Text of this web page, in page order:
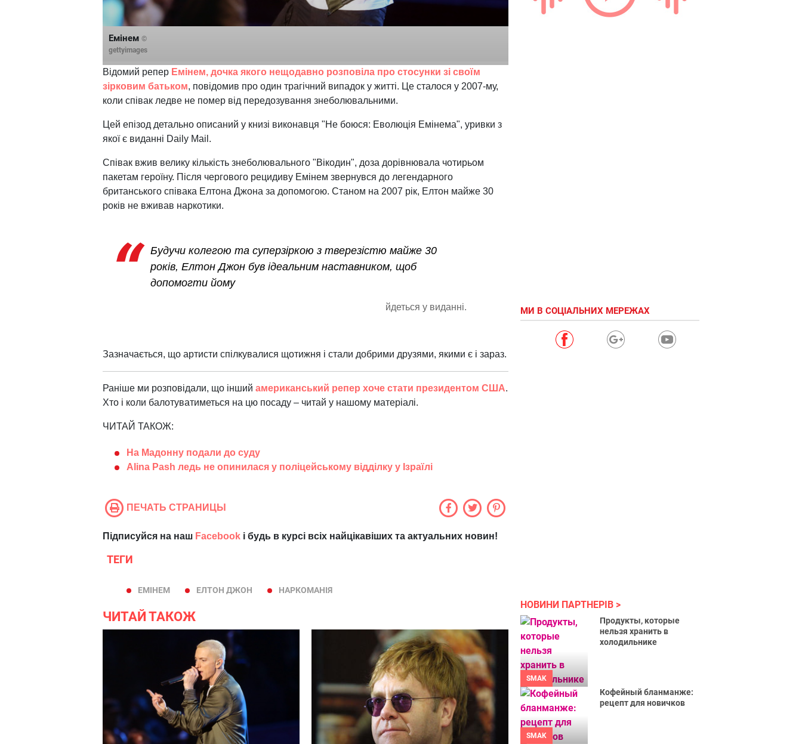
Емінем ©
gettyimages
Відомий репер Емінем, дочка якого нещодавно розповіла про стосунки зі своїм
зірковим батьком, повідомив про один трагічний випадок у житті. Це сталося у 2007-му,
коли співак ледве не помер від передозування знеболювальними.
Цей епізод детально описаний у книзі виконавця "Не боюся: Еволюція Емінема", уривки з
якої є виданні Daily Mail.
Співак вжив велику кількість знеболювального "Вікодин", доза дорівнювала чотирьом
пакетам героїну. Після чергового рецидиву Емінем звернувся до легендарного
британського співака Елтона Джона за допомогою. Станом на 2007 рік, Елтон майже 30
років не вживав наркотики.
Будучи колегою та суперзіркою з тверезістю майже 30
років, Елтон Джон був ідеальним наставником, щоб
допомогти йому
йдеться у виданні.
Зазначається, що артисти спілкувалися щотижня і стали добрими друзями, якими є і зараз.
Раніше ми розповідали, що інший американський репер хоче стати президентом США.
Хто і коли балотуватиметься на цю посаду – читай у нашому матеріалі.
ЧИТАЙ ТАКОЖ:
На Мадонну подали до суду
Alina Pash ледь не опинилася у поліцейському відділку у Ізраїлі
ПЕЧАТЬ СТРАНИЦЫ
Підписуйся на наш Facebook і будь в курсі всіх найцікавіших та актуальних новин!
ТЕГИ
ЕМІНЕМ ЕЛТОН ДЖОН НАРКОМАНІЯ
ЧИТАЙ ТАКОЖ
МИ В СОЦІАЛЬНИХ МЕРЕЖАХ
НОВИНИ ПАРТНЕРІВ
SMAK
Продукты, которые
нельзя хранить в
холодильнике
SMAK
Кофейный бланманже:
рецепт для новичков